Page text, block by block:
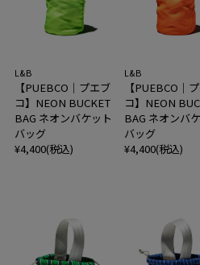
L&B
【PUEBCO｜プエブ
コ】NEON BUCKET
BAG ネオンバケット
バッグ
¥4,400(税込)
L&B
【PUEBCO｜
コ】NEON
BAG ネオンバ
バッグ
¥4,400(税込)